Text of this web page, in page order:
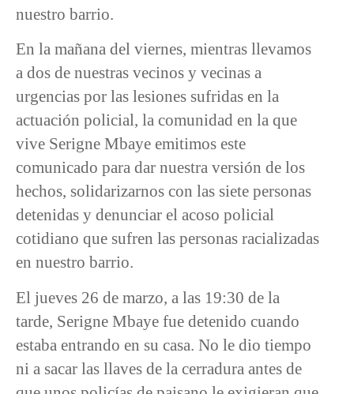
nuestro barrio.
En la mañana del viernes, mientras llevamos
a dos de nuestras vecinos y vecinas a
urgencias por las lesiones sufridas en la
actuación policial, la comunidad en la que
vive Serigne Mbaye emitimos este
comunicado para dar nuestra versión de los
hechos, solidarizarnos con las siete personas
detenidas y denunciar el acoso policial
cotidiano que sufren las personas racializadas
en nuestro barrio.
El jueves 26 de marzo, a las 19:30 de la
tarde, Serigne Mbaye fue detenido cuando
estaba entrando en su casa. No le dio tiempo
ni a sacar las llaves de la cerradura antes de